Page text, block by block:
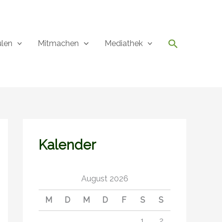
Mitmachen Mediathek Suchen
Kalender
August 2026
M D M D F S S